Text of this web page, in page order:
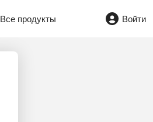
Все продукты Войти